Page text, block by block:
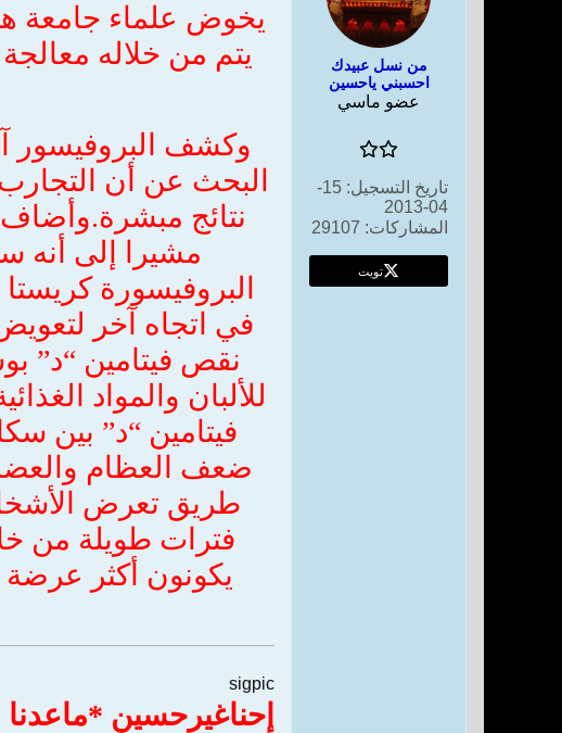
من نسل عبيدك
احسبني ياحسين
عضو ماسي
تاريخ التسجيل:
15-
04-2013
المشاركات: 29107
تويت
يخوض علماء جامعة
يتم من خلاله
وكشف البروفيسور
البحث عن أن
نتائج مبشرة.وأضاف
مشيرا إلى أنه
البروفيسورة
في اتجاه آخر
نقص فيتامين “د”
للألبان والمواد
فيتامين “د” بين
ضعف العظام
طريق تعرض
فترات طويلة من
يكونون أكثر عرضة
sigpic
إحناغيرحسين